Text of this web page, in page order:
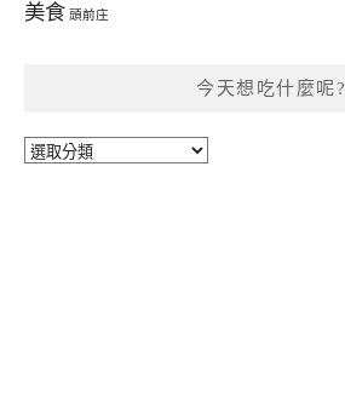
美食 頭前庄
今天想吃什麼呢?
今